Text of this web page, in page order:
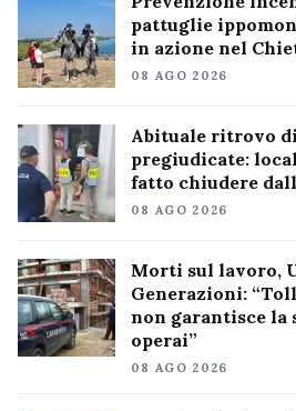
pattuglie
in azione nel
08 AGO 2026
Abituale ritrovo
pregiudicate:
fatto chiudere
08 AGO 2026
Morti sul lavoro,
Generazioni:
non garantisce la
operai”
08 AGO 2026